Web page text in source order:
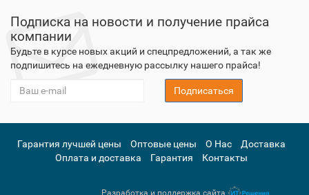
Подписка на новости и получение прайса
компании
Будьте в курсе новых акций и спецпредложений, а так же
подпишитесь на ежедневную рассылку нашего прайса!
Подписаться
Гарантия лучшей цены Оптовые цены О Нас
Доставка
Оплата и доставка
Гарантия Контакты
Разработка и поддержка сайта